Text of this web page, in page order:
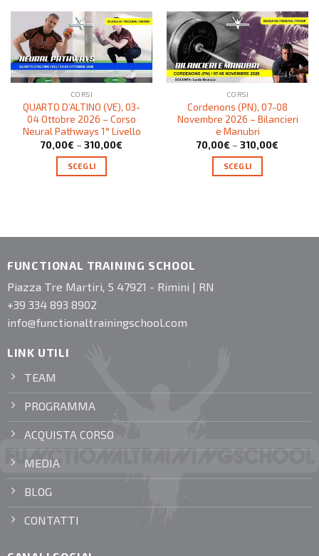
CORSI
QUARTO D’ALTINO (VE), 03-
04 Ottobre 2026 – Corso
Neural Pathways 1° Livello
70,00€ – 310,00€
SCEGLI
CORSI
Cordenons (PN), 07-08
Novembre 2026 – Bilancieri
e Manubri
70,00€ – 310,00€
SCEGLI
FUNCTIONAL TRAINING SCHOOL
Piazza Tre Martiri, 5 47921 - Rimini | RN
+39 334 893 8902
info@functionaltrainingschool.com
LINK UTILI
TEAM
PROGRAMMA
ACQUISTA CORSO
MEDIA
BLOG
CONTATTI